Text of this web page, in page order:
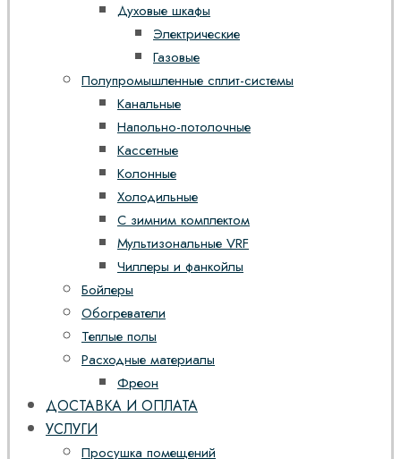
Духовые шкафы
Электрические
Газовые
Полупромышленные сплит-системы
Канальные
Напольно-потолочные
Кассетные
Колонные
Холодильные
С зимним комплектом
Мультизональные VRF
Чиллеры и фанкойлы
Бойлеры
Обогреватели
Теплые полы
Расходные материалы
Фреон
ДОСТАВКА И ОПЛАТА
УСЛУГИ
Просушка помещений